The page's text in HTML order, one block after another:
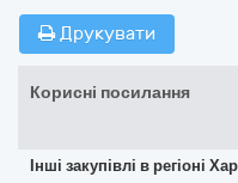
Друкувати
Корисні посилання
Інші закупівлі в регіоні